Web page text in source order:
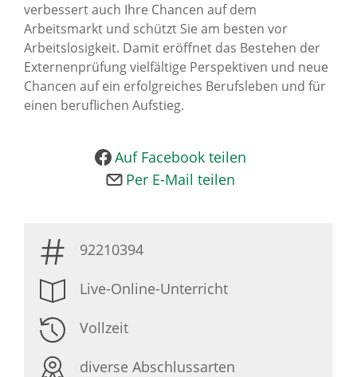
verbessert auch Ihre Chancen auf dem
Arbeitsmarkt und schützt Sie am besten vor
Arbeitslosigkeit. Damit eröffnet das Bestehen der
Externenprüfung vielfältige Perspektiven und neue
Chancen auf ein erfolgreiches Berufsleben und für
einen beruflichen Aufstieg.
Auf Facebook teilen
Per E-Mail teilen
92210394
Live-Online-Unterricht
Vollzeit
diverse Abschlussarten